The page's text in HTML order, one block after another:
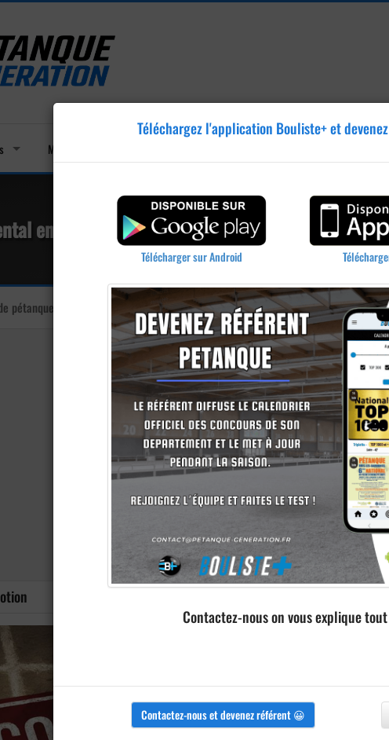
Membres
en Doublette Mixte - MAUGUIO - vendredi 19
pétanque Officiel Promotion - MAUGUIO - 19/06/2026
Téléchargez l'application Bouliste+ et
Télécharger sur Android
Contactez-nous on vous explique
Contactez-nous et devenez référent 😀